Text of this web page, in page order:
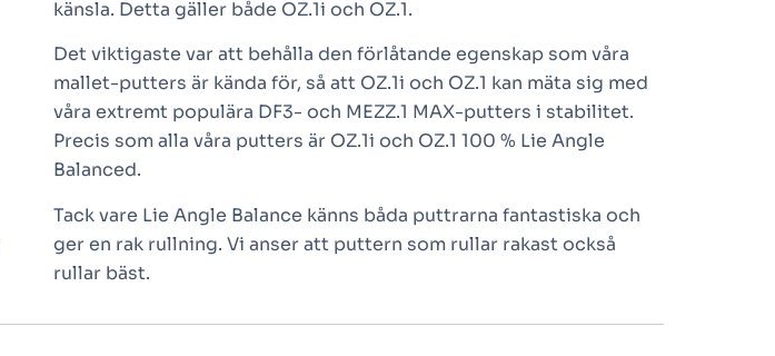
känsla. Detta gäller både OZ.1i och OZ.1.
Det viktigaste var att behålla den förlåtande egenskap som våra
mallet-putters är kända för, så att OZ.1i och OZ.1 kan mäta sig med
våra extremt populära DF3- och MEZZ.1 MAX-putters i stabilitet.
Precis som alla våra putters är OZ.1i och OZ.1 100 % Lie Angle
Balanced.
Tack vare Lie Angle Balance känns båda puttrarna fantastiska och
ger en rak rullning. Vi anser att puttern som rullar rakast också
rullar bäst.